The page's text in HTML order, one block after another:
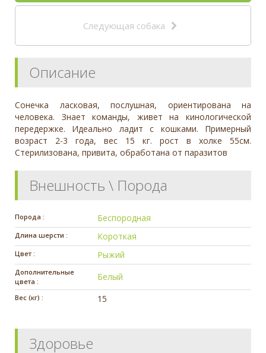
Следующая собака
Описание
Сонечка ласковая, послушная, ориентирована на
человека. Знает команды, живет на кинологической
передержке. Идеально ладит с кошками. Примерный
возраст 2-3 года, вес 15 кг. рост в холке 55см.
Стерилизована, привита, обработана от паразитов
Внешность \ Порода
Порода : Беспородная
Длина шерсти : Короткая
Цвет : Рыжий
Дополнительные
цвета :
Белый
Вес (кг) : 15
Здоровье